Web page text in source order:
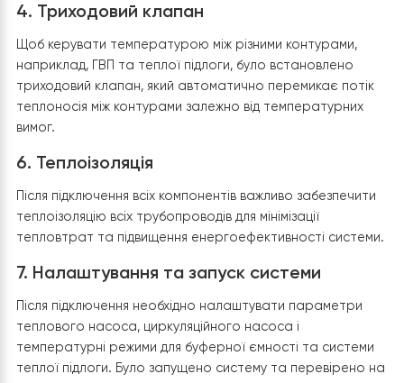
теплої підлоги. Використовується верхній патрубок
температуру для підігріву підлоги. Зворотній потік від
: Охолоджений теплоносій повертається до
нижнього патрубка буферної ємності після
через труби теплої підлоги. Цей контур забезпечує
рівномірний розподіл тепла по приміщеннях.
3.Встановлення циркуляційного насоса
Для забезпечення ефективної циркуляції теплоносія
буферною ємністю і системою теплої підлоги
постійний тиск і оптимальну швидкість потоку
4.Триходовий клапан